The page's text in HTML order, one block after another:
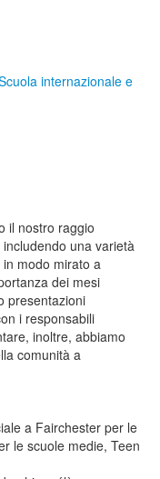
il nostro raggio
includendo una varietà
modo mirato a
dei mesi
presentazioni
i responsabili
inoltre, abbiamo
comunità a
a Fairchester per le
le scuole medie, Teen